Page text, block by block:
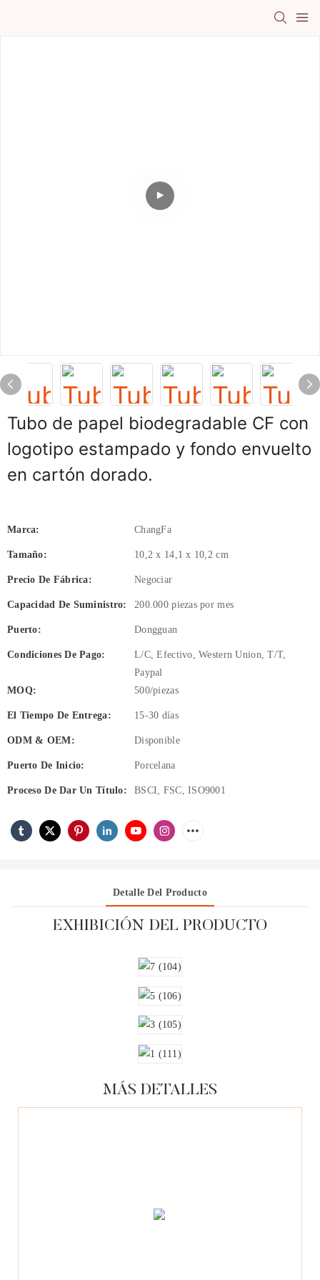
Tubo de papel biodegradable CF con
logotipo estampado y fondo envuelto
en cartón dorado.
Marca: ChangFa
Tamaño: 10,2 x 14,1 x 10,2 cm
Precio De Fábrica: Negociar
Capacidad De Suministro: 200.000 piezas por mes
Puerto: Dongguan
Condiciones De Pago:
L/C, Efectivo, Western Union, T/T,
Paypal
MOQ:
500/piezas
El Tiempo De Entrega: 15-30 días
ODM & OEM: Disponible
Puerto De Inicio: Porcelana
Proceso De Dar Un Título: BSCI, FSC, ISO9001
Detalle Del Producto
EXHIBICIÓN DEL PRODUCTO
MÁS DETALLES